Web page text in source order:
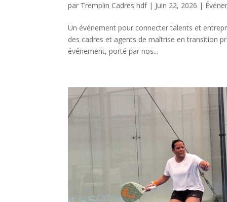
par Tremplin Cadres hdf| Juin 22, 2026 |
Un événement pour connecter talents et
des cadres et agents de maîtrise en transition
événement, porté par nos...